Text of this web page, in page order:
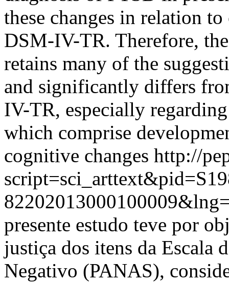
these changes in relation
DSM-IV-TR. Therefore,
retains many of the
and significantly differs
IV-TR, especially
which comprise
cognitive changes http://
presente estudo teve por
justiça dos itens da Escala
Negativo (PANAS),